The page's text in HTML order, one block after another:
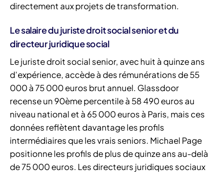
directement aux projets de transformation.
Le salaire du juriste droit social senior et du
directeur juridique social
Le juriste droit social senior, avec huit à quinze ans
d’expérience, accède à des rémunérations de 55
000 à 75 000 euros brut annuel. Glassdoor
recense un 90ème percentile à 58 490 euros au
niveau national et à 65 000 euros à Paris, mais ces
données reflètent davantage les profils
intermédiaires que les vrais seniors. Michael Page
positionne les profils de plus de quinze ans au-delà
de 75 000 euros. Les directeurs juridiques sociaux